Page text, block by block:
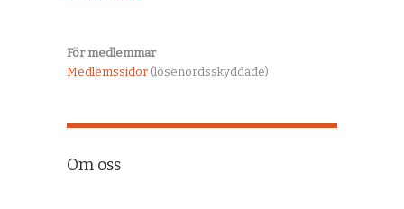
För medlemmar
Medlemssidor (lösenordsskyddade)
Om oss